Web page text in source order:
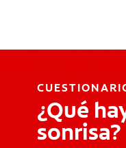
¿Qué
sonrisa?